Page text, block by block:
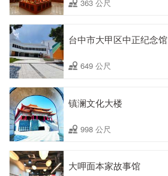
363 公尺
台中市大甲区中正纪念馆
649 公尺
镇澜文化大楼
998 公尺
大呷面本家故事馆